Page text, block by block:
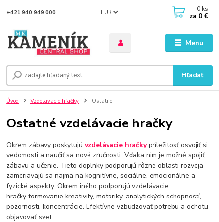
Menu
EUR
Hľadať
+421 940 949 000 0 ks
za 0 €
Úvod Vzdelávacie hračky Ostatné
Ostatné vzdelávacie hračky
Okrem zábavy poskytujúvzdelávacie hračkypríležitosť osvojiť si
vedomosti a naučiť sa nové zručnosti. Vďaka nim je možné spojiť
zábavu a učenie. Tieto doplnky podporujú rôzne oblasti rozvoja –
zameriavajú sa najmä na kognitívne, sociálne, emocionálne a
fyzické aspekty. Okrem iného podporujú vzdelávacie
hračky formovanie kreativity, motoriky, analytických schopností,
pozornosti, koncentrácie. Efektívne vzbudzovať potrebu a ochotu
objavovať svet.